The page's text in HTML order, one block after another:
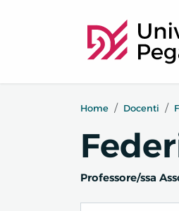
Home Docenti
Professore/ssa